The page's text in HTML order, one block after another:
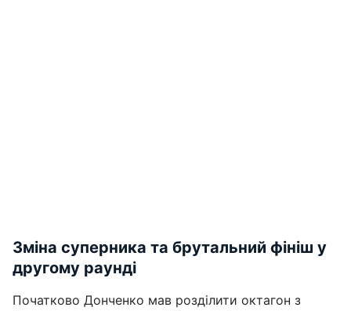
Зміна суперника та брутальний фініш у
другому раунді
Початково Донченко мав розділити октагон з